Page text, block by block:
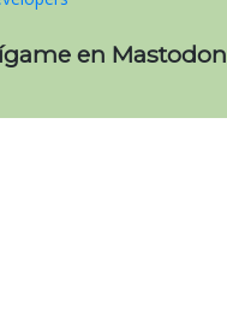
en Mastodon